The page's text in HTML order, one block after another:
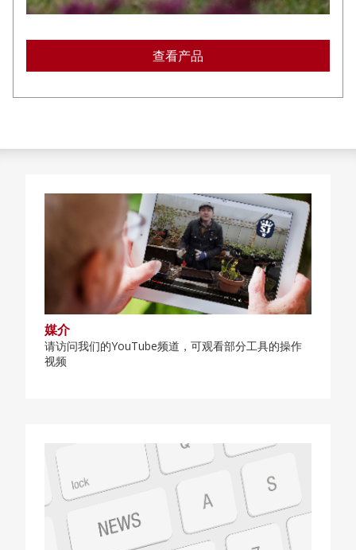
查看产品
媒介
请访问我们的YouTube频道，可观看部分工具的操作
视频